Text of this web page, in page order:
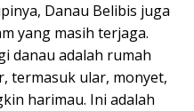
Danau Belibis juga
yang masih terjaga.
danau adalah rumah
termasuk ular, monyet,
harimau. Ini adalah